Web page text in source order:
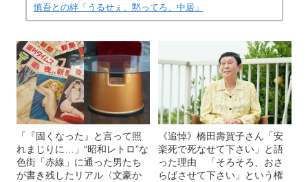
慎吾との絆「うるせぇ、黙ってろ、中居」
「『固くなった』と言って照
れまじりに…」“昭和レトロ”な
色街「赤線」に通った男たち
が書き残したリアル〈文豪か
《追悼》橋田壽賀子さん「安
楽死で死なせて下さい」と語
った理由 「そろそろ、おさ
らばさせて下さい」という権